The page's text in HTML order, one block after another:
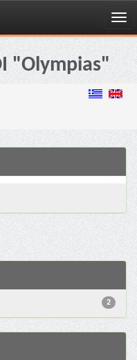
"Olympias"
2